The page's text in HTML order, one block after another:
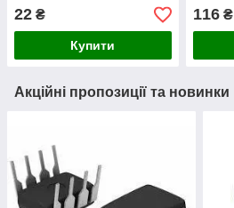
22 ₴
Купити
116₴
Акційні пропозиції та новинки